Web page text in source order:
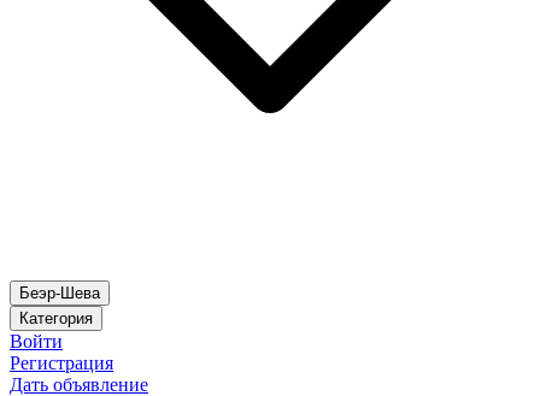
Беэр-Шева
Категория
Войти
Регистрация
Дать объявление